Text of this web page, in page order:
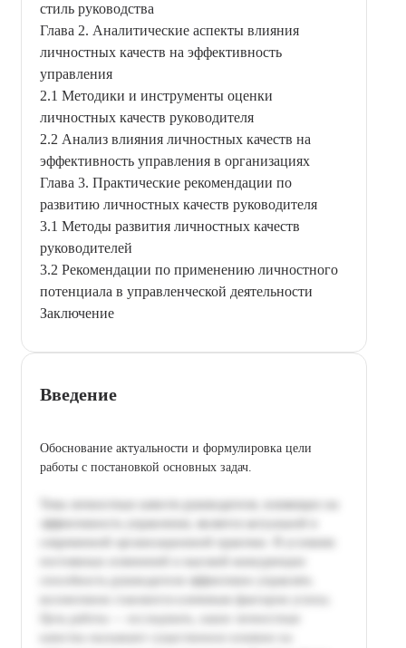
стиль руководства
Глава 2. Аналитические аспекты влияния
личностных качеств на эффективность
управления
2.1 Методики и инструменты оценки
личностных качеств руководителя
2.2 Анализ влияния личностных качеств на
эффективность управления в организациях
Глава 3. Практические рекомендации по
развитию личностных качеств руководителя
3.1 Методы развития личностных качеств
руководителей
3.2 Рекомендации по применению личностного
потенциала в управленческой деятельности
Заключение
Введение
Обоснование актуальности и формулировка цели
работы с постановкой основных задач.